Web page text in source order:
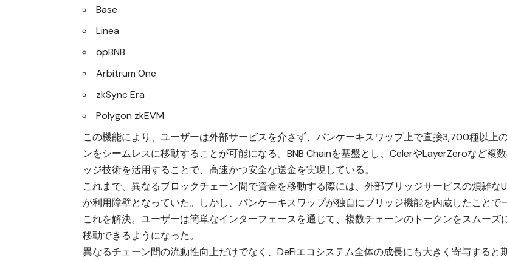
Base
Linea
opBNB
Arbitrum One
zkSync Era
Polygon zkEVM
この機能により、ユーザーは外部サービスを介さず、パンケーキスワップ上で直接3,700種以上
ンをシームレスに移動することが可能になる。BNB Chainを基盤とし、CelerやLayerZeroなど複
ッジ技術を活用することで、高速かつ安全な送金を実現している。
これまで、異なるブロックチェーン間で資金を移動する際には、外部ブリッジサービスの煩雑な
が利用障壁となっていた。しかし、パンケーキスワップが独自にブリッジ機能を内蔵したことで
これを解決。ユーザーは簡単なインターフェースを通じて、複数チェーンのトークンをスムーズ
移動できるようになった。
異なるチェーン間の流動性向上だけでなく、DeFiエコシステム全体の成長にも大きく寄与すると